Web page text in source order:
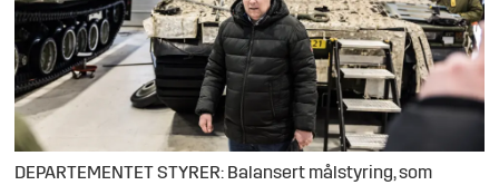
DEPARTEMENTET STYRER: Balansert målstyring, som